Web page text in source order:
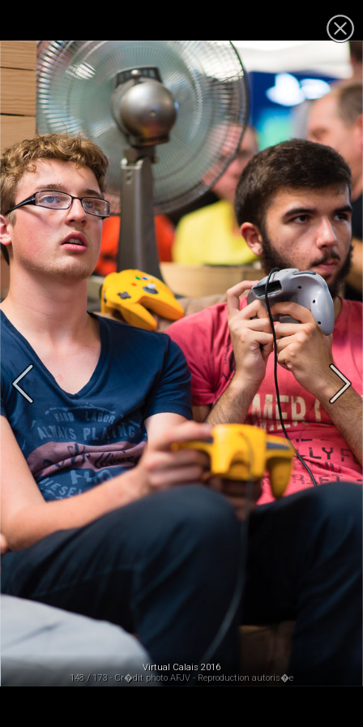
Virtual Calais 2016
148 / 173 - Cr�dit photo AFJV - Reproduction autoris�e